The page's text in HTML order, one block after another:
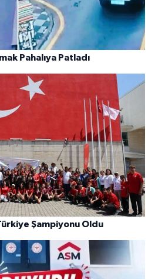
Pahalıya Patladı
Şampiyonu Oldu